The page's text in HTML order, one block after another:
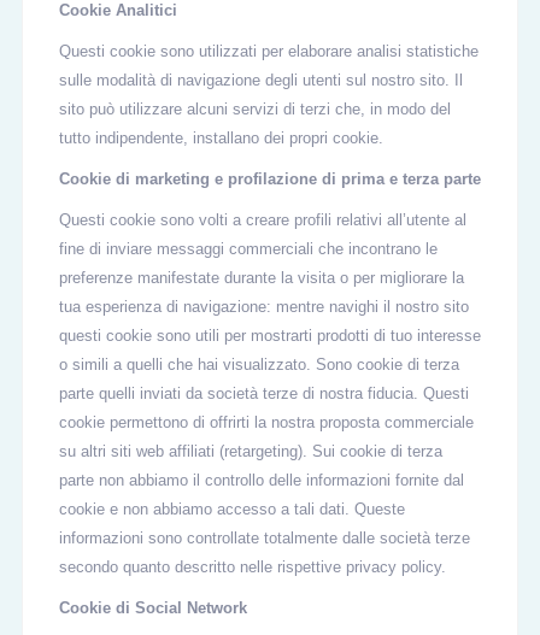
Cookie Analitici
Questi cookie sono utilizzati per elaborare analisi statistiche
sulle modalità di navigazione degli utenti sul nostro sito. Il
sito può utilizzare alcuni servizi di terzi che, in modo del
tutto indipendente, installano dei propri cookie.
Cookie di marketing e profilazione di prima e terza parte
Questi cookie sono volti a creare profili relativi all’utente al
fine di inviare messaggi commerciali che incontrano le
preferenze manifestate durante la visita o per migliorare la
tua esperienza di navigazione: mentre navighi il nostro sito
questi cookie sono utili per mostrarti prodotti di tuo interesse
o simili a quelli che hai visualizzato. Sono cookie di terza
parte quelli inviati da società terze di nostra fiducia. Questi
cookie permettono di offrirti la nostra proposta commerciale
su altri siti web affiliati (retargeting). Sui cookie di terza
parte non abbiamo il controllo delle informazioni fornite dal
cookie e non abbiamo accesso a tali dati. Queste
informazioni sono controllate totalmente dalle società terze
secondo quanto descritto nelle rispettive privacy policy.
Cookie di Social Network